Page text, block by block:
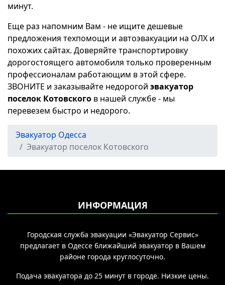
минут.
Еще раз напомним Вам - не ищите дешевые
предложения техпомощи и автоэвакуации на ОЛХ и
похожих сайтах. Доверяйте транспортировку
дорогостоящего автомобиля только проверенным
профессионалам работающим в этой сфере.
ЗВОНИТЕ и заказывайте недорогой эвакуатор
поселок Котовского в нашей службе - мы
перевезем быстро и недорого.
Эвакуатор Одесса
Эвакуатор поселок Котовского
ИНФОРМАЦИЯ
Городская служба эвакуации «Эвакуатор Сервис»
предлагает в Одессе ближайший эвакуатор в Вашем
районе города круглосуточно.
Подача эвакуатора до 25 минут в городе. Низкие цены.